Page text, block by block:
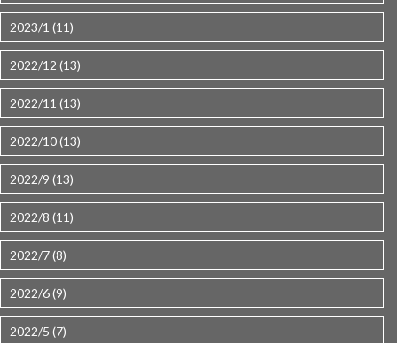
2023/1 (11)
2022/12 (13)
2022/11 (13)
2022/10 (13)
2022/9 (13)
2022/8 (11)
2022/7 (8)
2022/6 (9)
2022/5 (7)